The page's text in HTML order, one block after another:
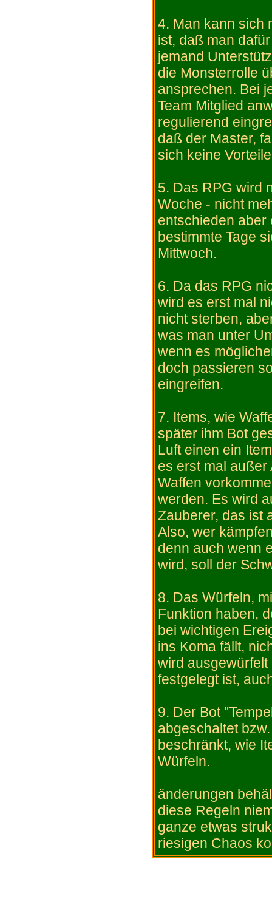
4. Man kann sich
ist, daß man
jemand
die Monsterrolle
ansprechen. Bei
Team Mitglied
regulierend
daß der Master,
sich keine
5. Das RPG wird
Woche - nicht
entschieden aber
bestimmte Tage
Mittwoch.
6. Da das RPG
wird es erst mal
nicht sterben,
was man unter
wenn es
doch passieren
eingreifen.
7. Items, wie
später ihm Bot
Luft einen ein
es erst mal außer
Waffen
werden. Es wird
Zauberer, das ist
Also, wer
denn auch wenn
wird, soll der
8. Das Würfeln,
Funktion haben,
bei wichtigen
ins Koma fällt,
wird
festgelegt ist,
9. Der Bot
abgeschaltet
beschränkt, wie
Würfeln.
änderungen
diese Regeln
ganze etwas
riesigen Chaos